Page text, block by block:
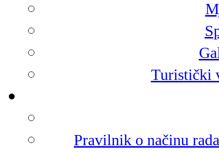
Turistički
Pravilnik o načinu